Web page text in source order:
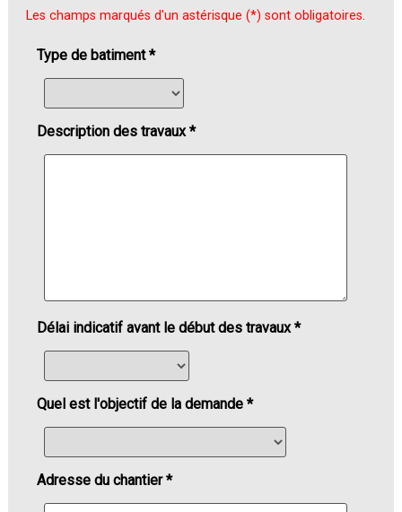
Les champs marqués d'un astérisque (*) sont obligatoires.
Type de batiment *
Description des travaux *
Délai indicatif avant le début des travaux *
Quel est l'objectif de la demande *
Adresse du chantier *